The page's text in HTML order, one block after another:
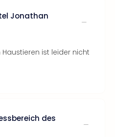
Jonathan
ist leider nicht
des